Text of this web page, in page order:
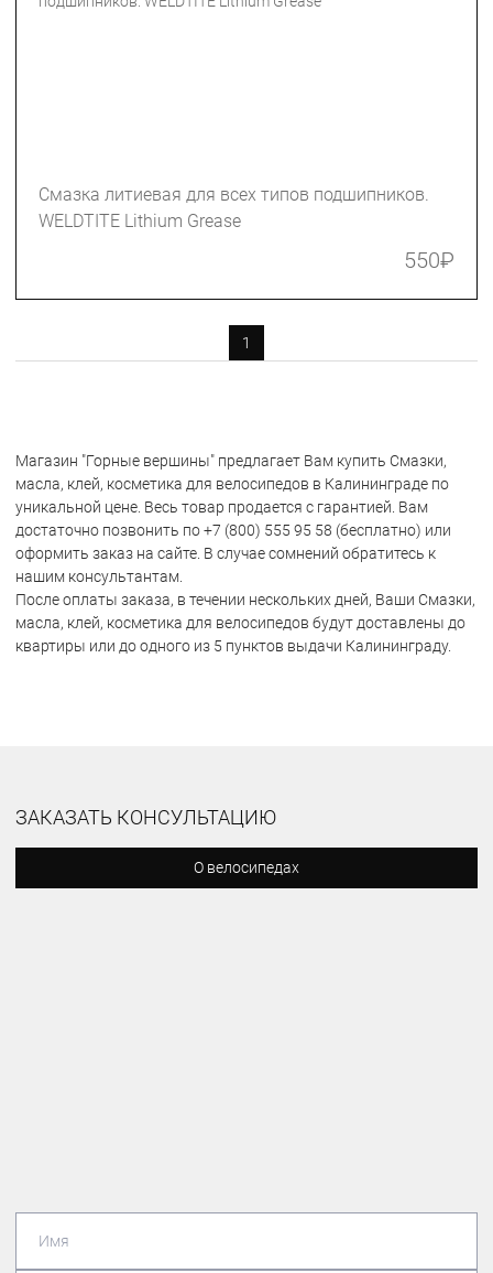
Смазка литиевая для всех типов подшипников.
WELDTITE Lithium Grease
550₽
1
Магазин "Горные вершины" предлагает Вам купить Смазки,
масла, клей, косметика для велосипедов в Калининграде по
уникальной цене. Весь товар продается с гарантией. Вам
достаточно позвонить по +7 (800) 555 95 58 (бесплатно) или
оформить заказ на сайте. В случае сомнений обратитесь к
нашим консультантам.
После оплаты заказа, в течении нескольких дней, Ваши Смазки,
масла, клей, косметика для велосипедов будут доставлены до
квартиры или до одного из 5 пунктов выдачи Калининграду.
ЗАКАЗАТЬ КОНСУЛЬТАЦИЮ
О велосипедах